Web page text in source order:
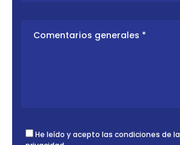
He leído y acepto las condiciones de la